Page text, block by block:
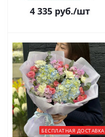
4 335руб./шт
БЕСПЛАТНАЯ ДОСТАВКА